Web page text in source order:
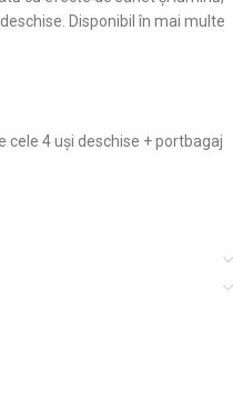
Disponibil în mai multe
cele 4 uși deschise + portbagaj